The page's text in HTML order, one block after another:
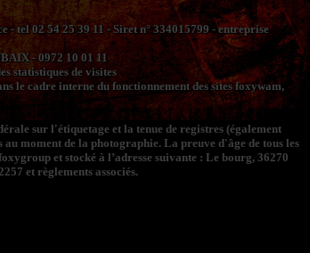
tel 02 54 25 39 11 - Siret n° 334015799 - entreprise
- 0972 10 01 11
statistiques de visites
le cadre interne du fonctionnement des sites foxywam,
sur l'étiquetage et la tenue de registres (également
au moment de la photographie. La preuve d'âge de tous les
et stocké à l’adresse suivante : Le bourg, 36270
et règlements associés.